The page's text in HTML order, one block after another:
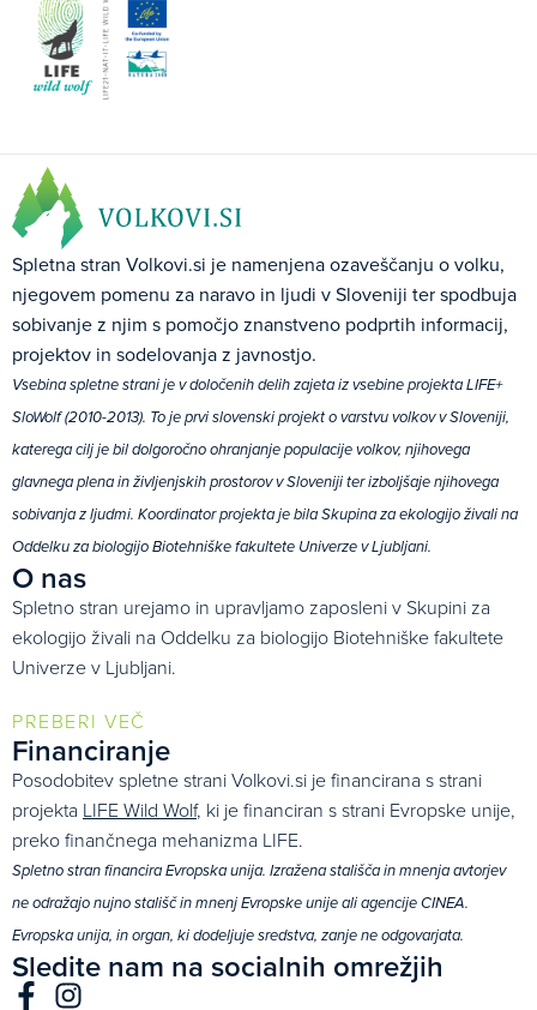
Spletna stran Volkovi.si je namenjena ozaveščanju o volku,
njegovem pomenu za naravo in ljudi v Sloveniji ter spodbuja
sobivanje z njim s pomočjo znanstveno podprtih informacij,
projektov in sodelovanja z javnostjo.
Vsebina spletne strani je v določenih delih zajeta iz vsebine projekta LIFE+
SloWolf (2010-2013). To je prvi slovenski projekt o varstvu volkov v Sloveniji,
katerega cilj je bil dolgoročno ohranjanje populacije volkov, njihovega
glavnega plena in življenjskih prostorov v Sloveniji ter izboljšaje njihovega
sobivanja z ljudmi. Koordinator projekta je bila Skupina za ekologijo živali na
Oddelku za biologijo Biotehniške fakultete Univerze v Ljubljani.
O nas
Spletno stran urejamo in upravljamo zaposleni v Skupini za
ekologijo živali na Oddelku za biologijo Biotehniške fakultete
Univerze v Ljubljani.
PREBERI VEČ
Financiranje
Posodobitev spletne strani Volkovi.si je financirana s strani
projekta LIFE Wild Wolf, ki je financiran s strani Evropske unije,
preko finančnega mehanizma LIFE.
Spletno stran financira Evropska unija. Izražena stališča in mnenja avtorjev
ne odražajo nujno stališč in mnenj Evropske unije ali agencije CINEA.
Evropska unija, in organ, ki dodeljuje sredstva, zanje ne odgovarjata.
Sledite nam na socialnih omrežjih